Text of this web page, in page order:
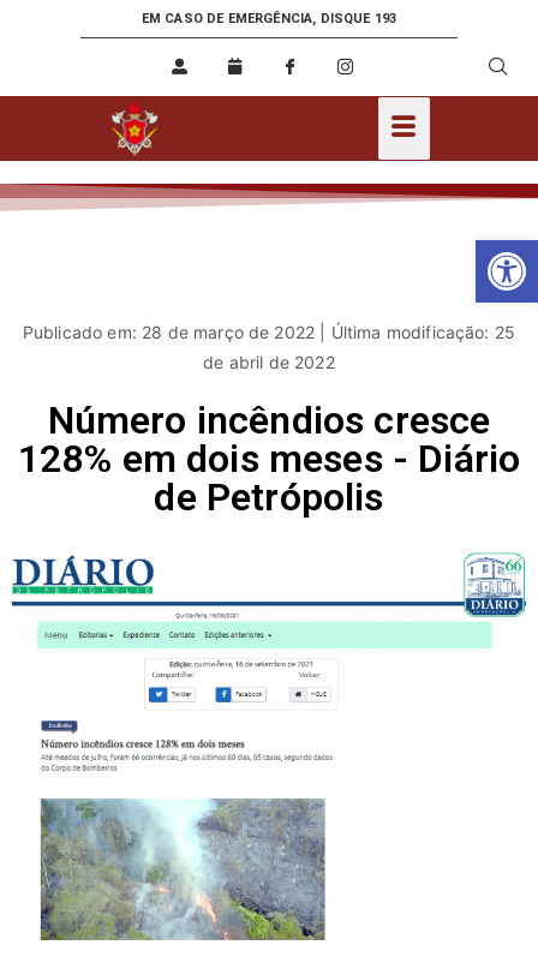
EM CASO DE EMERGÊNCIA, DISQUE 193
Publicado em: 28 de março de 2022 | Última modificação: 25
de abril de 2022
Número incêndios cresce
128% em dois meses - Diário
de Petrópolis